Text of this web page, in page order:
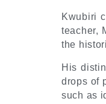
Kwubiri
teacher,
the
His
drops of
such as